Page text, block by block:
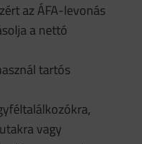
az ÁFA-levonás
a nettó
tartós
vagy